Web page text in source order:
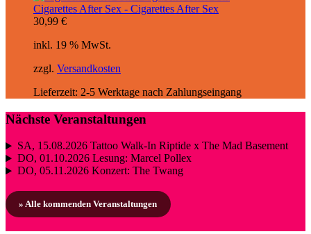
Cigarettes After Sex - Cigarettes After Sex
30,99 €
inkl. 19 % MwSt.
zzgl. Versandkosten
Lieferzeit: 2-5 Werktage nach Zahlungseingang
Nächste Veranstaltungen
SA, 15.08.2026Tattoo Walk-In Riptide x The Mad Basement
DO, 01.10.2026Lesung: Marcel Pollex
DO, 05.11.2026Konzert: The Twang
» Alle kommenden Veranstaltungen